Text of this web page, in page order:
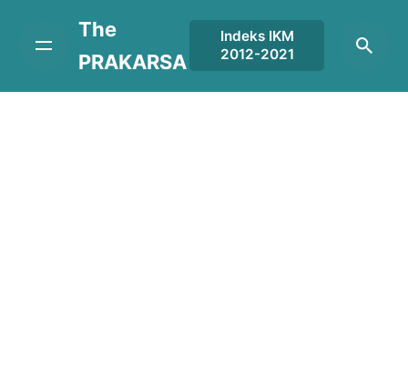
content
The
PRAKARSA
Indeks IKM
2012-2021